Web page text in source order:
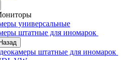
универсальные
штатные для иномарок
Назад
штатные для иномарок